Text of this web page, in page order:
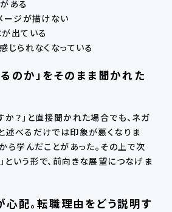
ある
ージが描けない
出ている
じられなくなっている
のか」をそのまま聞かれた
か？」と直接聞かれた場合でも、ネガ
述べるだけでは印象が悪くなりま
ら学んだことがあった。その上で次
いう形で、前向きな展望につなげま
配。転職理由をどう説明す